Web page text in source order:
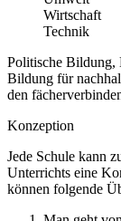
Wirtschaft
Technik
Politische Bildung,
Bildung für
den
Konzeption
Jede Schule kann
Unterrichts eine
können folgende